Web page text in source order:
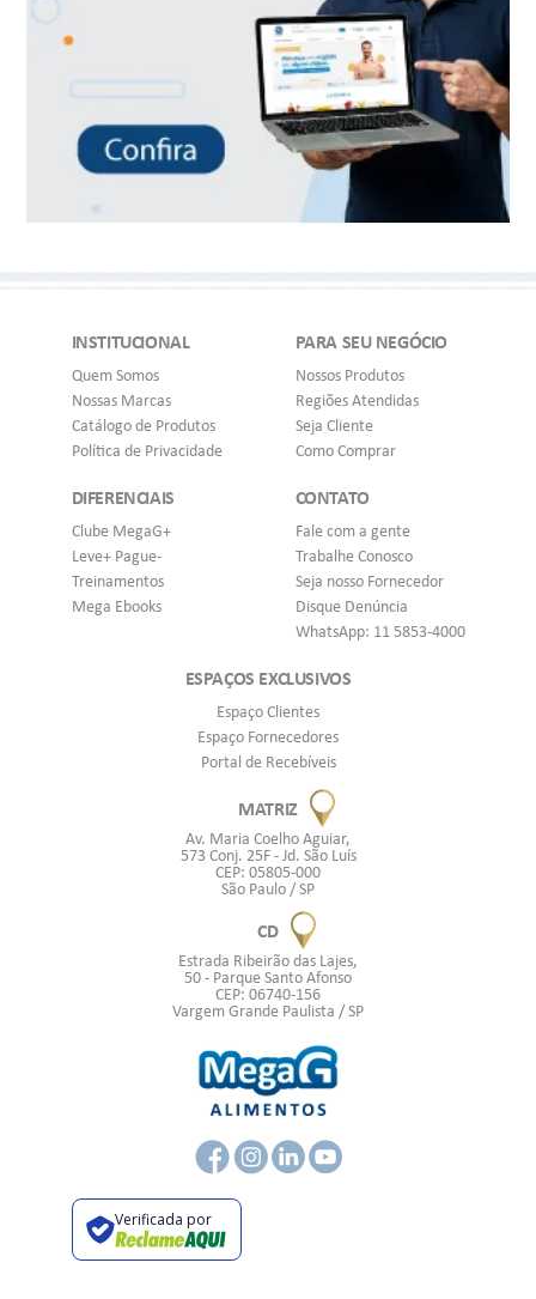
INSTITUCIONAL
Quem Somos
Nossas Marcas
Catálogo de Produtos
Política de Privacidade
PARA SEU NEGÓCIO
Nossos Produtos
Regiões Atendidas
Seja Cliente
Como Comprar
DIFERENCIAIS
Clube MegaG+
Leve+ Pague-
Treinamentos
Mega Ebooks
CONTATO
Fale com a gente
Trabalhe Conosco
Seja nosso Fornecedor
Disque Denúncia
WhatsApp: 11 5853-4000
ESPAÇOS EXCLUSIVOS
Espaço Clientes
Espaço Fornecedores
Portal de Recebíveis
MATRIZ
Av. Maria Coelho Aguiar,
573 Conj. 25F - Jd. São Luís
CEP: 05805-000
São Paulo / SP
CD
Estrada Ribeirão das Lajes,
50 - Parque Santo Afonso
CEP: 06740-156
Vargem Grande Paulista / SP
Verificada por